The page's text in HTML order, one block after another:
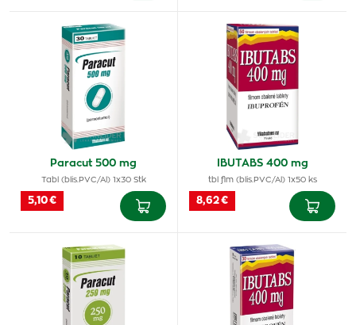
Paracut 500 mg
Tabl (blis.PVC/Al) 1x30 Stk
5,10 €
IBUTABS 400 mg
tbl flm (blis.PVC/Al) 1x50 ks
8,62 €